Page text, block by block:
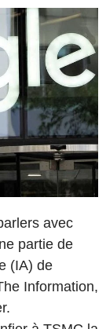
avec
partie de
(IA) de
Information,